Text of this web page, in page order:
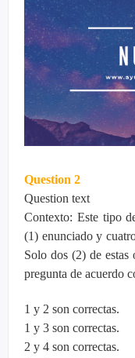
Question 2
Question text
Contexto: Este tipo
(1) enunciado y
Solo dos (2) de estas
pregunta de acuerdo
1 y 2 son correctas.
1 y 3 son correctas.
2 y 4 son correctas.